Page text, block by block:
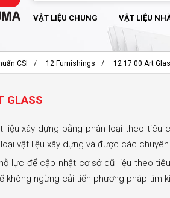
VẬT LIỆU CHUNG VẬT LIỆU
CSI 12 Furnishings 12 17 00 Art
GLASS
liệu xây dựng bằng phân loại theo tiêu
vật liệu xây dựng và được các
lực để cập nhật cơ sở dữ liệu theo
không ngừng cải tiến phương pháp tìm